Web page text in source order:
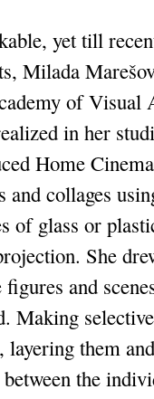
yet till
Milada
of Visual
in her
Home
collages
of glass or
She
and
Making
them
the